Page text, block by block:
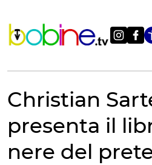
contenuto
Christian
presenta il
nere del